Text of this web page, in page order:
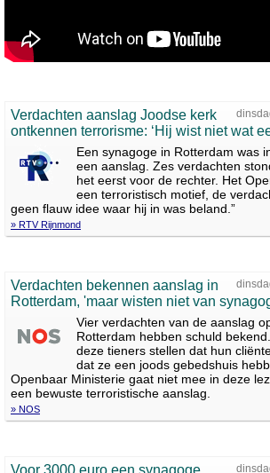
Verdachten aanslag Joodse kerk
ontkennen terrorisme: ‘Hij wist niet wat
Een synagoge in Rotterdam was
een aanslag. Zes verdachten
het eerst voor de rechter. Het
een terroristisch motief, de
geen flauw idee waar hij in was beland.”
» RTV Rijnmond
Verdachten bekennen aanslag in
Rotterdam, 'maar wisten niet van
Vier verdachten van de aanslag
Rotterdam hebben schuld
deze tieners stellen dat hun
dat ze een joods gebedshuis
Openbaar Ministerie gaat niet mee in deze
een bewuste terroristische aanslag.
» NOS
Voor 3000 euro een synagoge